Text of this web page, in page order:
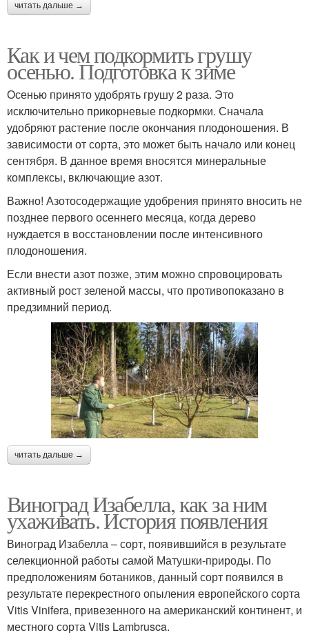
читать дальше →
Как и чем подкормить грушу
осенью. Подготовка к зиме
Осенью принято удобрять грушу 2 раза. Это
исключительно прикорневые подкормки. Сначала
удобряют растение после окончания плодоношения. В
зависимости от сорта, это может быть начало или конец
сентября. В данное время вносятся минеральные
комплексы, включающие азот.
Важно! Азотосодержащие удобрения принято вносить не
позднее первого осеннего месяца, когда дерево
нуждается в восстановлении после интенсивного
плодоношения.
Если внести азот позже, этим можно спровоцировать
активный рост зеленой массы, что противопоказано в
предзимний период.
читать дальше →
Виноград Изабелла, как за ним
ухаживать. История появления
Виноград Изабелла – сорт, появившийся в результате
селекционной работы самой Матушки-природы. По
предположениям ботаников, данный сорт появился в
результате перекрестного опыления европейского сорта
Vitis Vinifera, привезенного на американский континент, и
местного сорта Vitis Lambrusca.